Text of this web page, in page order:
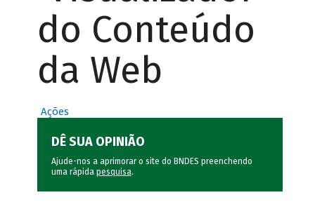
do Conteúdo
da Web
Ações
DÊ SUA OPINIÃO
Ajude-nos a aprimorar o site do BNDES preenchendo
uma rápida pesquisa.